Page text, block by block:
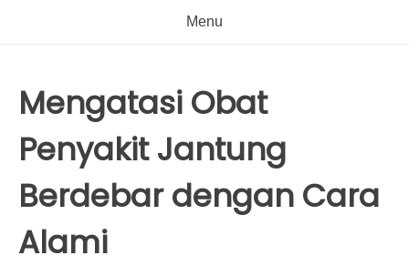
Menu
Mengatasi Obat
Penyakit Jantung
Berdebar dengan Cara
Alami